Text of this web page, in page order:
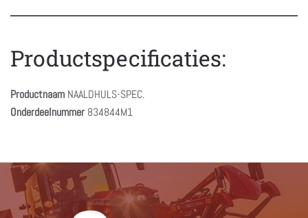
Productspecificaties:
Productnaam NAALDHULS-SPEC.
Onderdeelnummer 834844M1